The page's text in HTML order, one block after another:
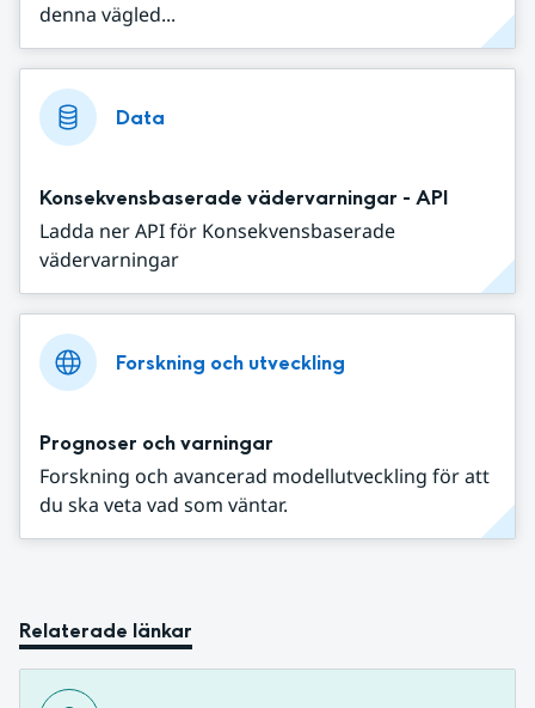
denna vägled...
Data
Konsekvensbaserade vädervarningar - API
Ladda ner API för Konsekvensbaserade
vädervarningar
Forskning och utveckling
Prognoser och varningar
Forskning och avancerad modellutveckling för att
du ska veta vad som väntar.
Relaterade länkar